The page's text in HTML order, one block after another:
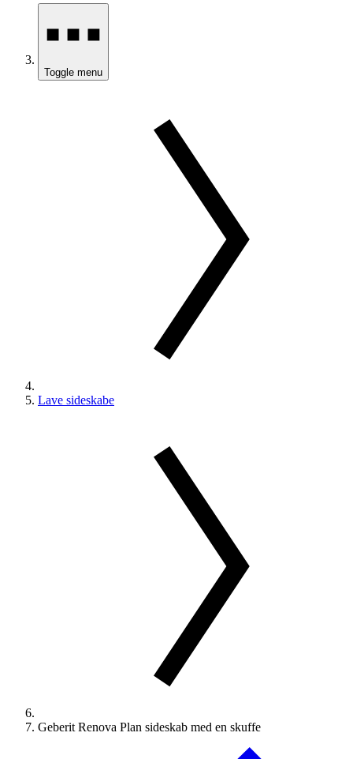
Toggle menu
Lave sideskabe
Geberit Renova Plan sideskab med en skuffe